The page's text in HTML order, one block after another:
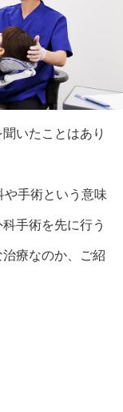
いたことはあり
や手術という意味
手術を先に行う
療なのか、ご紹